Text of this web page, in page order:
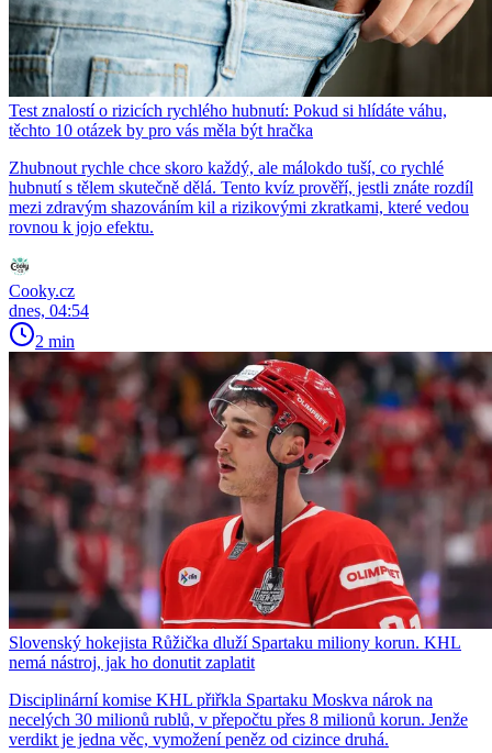
Test znalostí o rizicích rychlého hubnutí: Pokud si hlídáte váhu,
těchto 10 otázek by pro vás měla být hračka
Zhubnout rychle chce skoro každý, ale málokdo tuší, co rychlé
hubnutí s tělem skutečně dělá. Tento kvíz prověří, jestli znáte rozdíl
mezi zdravým shazováním kil a rizikovými zkratkami, které vedou
rovnou k jojo efektu.
Cooky.cz
dnes, 04:54
2 min
Slovenský hokejista Růžička dluží Spartaku miliony korun. KHL
nemá nástroj, jak ho donutit zaplatit
Disciplinární komise KHL přiřkla Spartaku Moskva nárok na
necelých 30 milionů rublů, v přepočtu přes 8 milionů korun. Jenže
verdikt je jedna věc, vymožení peněz od cizince druhá.